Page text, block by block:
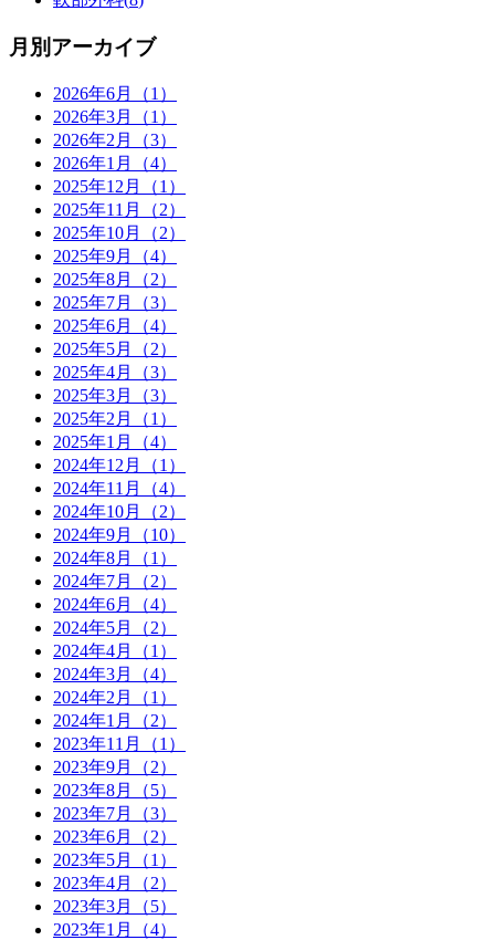
月別アーカイブ
2026年6月（1）
2026年3月（1）
2026年2月（3）
2026年1月（4）
2025年12月（1）
2025年11月（2）
2025年10月（2）
2025年9月（4）
2025年8月（2）
2025年7月（3）
2025年6月（4）
2025年5月（2）
2025年4月（3）
2025年3月（3）
2025年2月（1）
2025年1月（4）
2024年12月（1）
2024年11月（4）
2024年10月（2）
2024年9月（10）
2024年8月（1）
2024年7月（2）
2024年6月（4）
2024年5月（2）
2024年4月（1）
2024年3月（4）
2024年2月（1）
2024年1月（2）
2023年11月（1）
2023年9月（2）
2023年8月（5）
2023年7月（3）
2023年6月（2）
2023年5月（1）
2023年4月（2）
2023年3月（5）
2023年1月（4）